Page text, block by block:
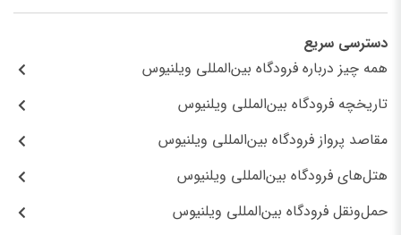
دسترسی سریع
همه چیز درباره فرودگاه بین‌المللی ویلنیوس
تاریخچه فرودگاه بین‌المللی ویلنیوس
مقاصد پرواز فرودگاه بین‌المللی ویلنیوس
هتل‌های فرودگاه بین‌المللی ویلنیوس
حمل‌ونقل فرودگاه بین‌المللی ویلنیوس